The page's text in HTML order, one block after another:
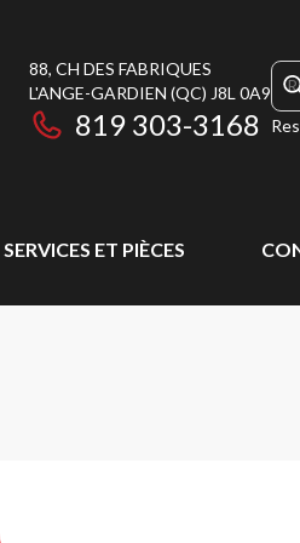
88, CH DES FABRIQUES
L'ANGE-GARDIEN (QC) J8L 0A9
819 303-3168
SERVICES ET PIÈCES